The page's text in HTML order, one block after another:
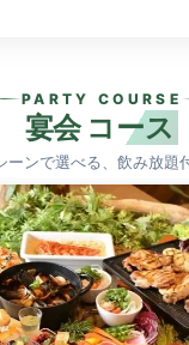
PARTY COURSE
宴会 コース
ーンで選べる、飲み放題